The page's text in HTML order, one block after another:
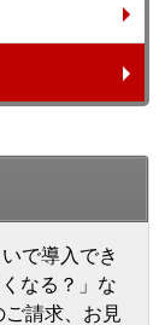
で導入でき
なる？」な
ご請求、お見